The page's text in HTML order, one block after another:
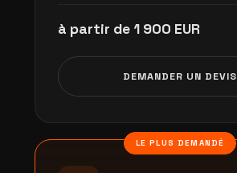
à partir de 1 900 EUR
DEMANDER UN DEVIS
LE PLUS DEMANDÉ